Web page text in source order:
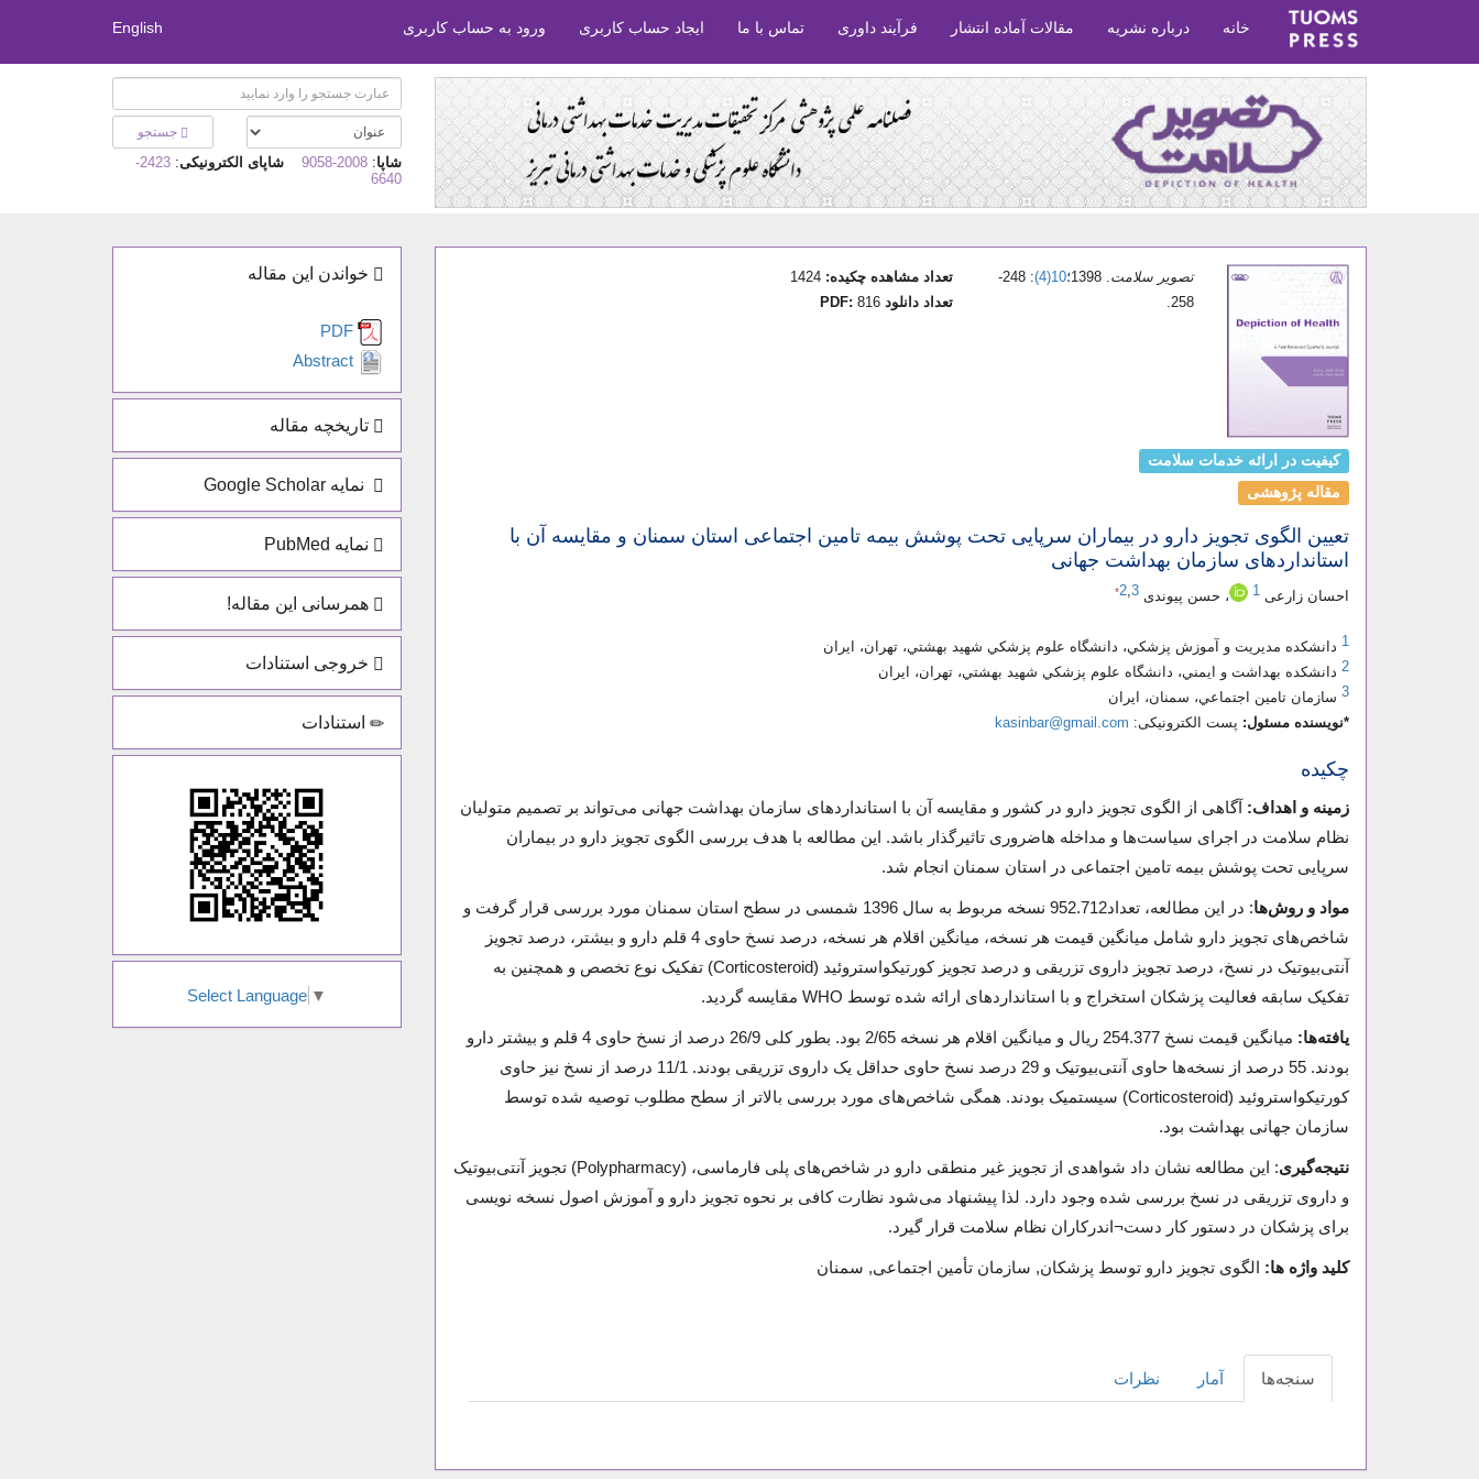
خانه درباره نشریه مقالات آماده انتشار فرآیند داوری تماس با ما ایجاد حساب کاربری ورود به حساب کاربری English
جستجو
شاپا:
2008-9058 شاپای الکترونیکی:
2423-
6640
تصویر سلامت. 1398؛ 10(4)
: 248-
258.
تعداد مشاهده چکیده: 1424
تعداد دانلود PDF:816
کیفیت در ارائه خدمات سلامت
مقاله پژوهشی
تعيين الگوی تجويز دارو در بيماران سرپايی تحت پوشش بيمه تامين اجتماعی استان سمنان و مقايسه آن با
استانداردهای سازمان بهداشت جهانی
احسان زارعی 1 ، حسن پیوندی 2 3
*
1 دانشکده مديريت و آموزش پزشکي، دانشگاه علوم پزشکي شهيد بهشتي، تهران، ايران
2 دانشکده بهداشت و ايمني، دانشگاه علوم پزشکي شهيد بهشتي، تهران، ايران
3 سازمان تامين اجتماعي، سمنان، ايران
*نویسنده مسئول: پست الکترونیکی: kasinbar@gmail.com
چکیده
زمینه و اهداف: آگاهی از الگوی تجویز دارو در کشور و مقایسه آن با استانداردهای سازمان بهداشت جهانی می‌تواند بر تصمیم متولیان
نظام سلامت در اجرای سیاست‌ها و مداخله هاضروری تاثیرگذار باشد. این مطالعه با هدف بررسی الگوی تجویز دارو در بیماران
سرپایی تحت پوشش بیمه تامین اجتماعی در استان سمنان انجام شد.
مواد و روش‌ها
: در این مطالعه، تعداد952.712 نسخه مربوط به سال 1396 شمسی در سطح استان سمنان مورد بررسی قرار گرفت و
شاخص‌های تجویز دارو شامل میانگین قیمت هر نسخه، میانگین اقلام هر نسخه، درصد نسخ حاوی 4 قلم دارو و بیشتر، درصد تجویز
آنتی‌بیوتیک در نسخ، درصد تجویز داروی تزریقی و درصد تجویز کورتیکواستروئید (Corticosteroid) تفکیک نوع تخصص و همچنین به
تفکیک سابقه فعالیت پزشکان استخراج و با استاندارد‌های ارائه شده توسط WHO مقایسه گردید.
یافته‌ها:
میانگین قیمت نسخ 254.377 ریال و میانگین اقلام هر نسخه 2/65 بود. بطور کلی 26/9 درصد از نسخ حاوی 4 قلم و بیشتر دارو
بودند. 55 درصد از نسخه‌ها حاوی آنتی‌بیوتیک و 29 درصد نسخ حاوی حداقل یک داروی تزریقی بودند. 11/1 درصد از نسخ نیز حاوی
کورتیکواستروئید (Corticosteroid) سیستمیک بودند. همگی شاخص‌های مورد بررسی بالاتر از سطح مطلوب توصیه شده توسط
سازمان جهانی بهداشت بود.
نتیجه‌گیری
: این مطالعه نشان داد شواهدی از تجویز غیر منطقی دارو در شاخص‌های پلی فارماسی، (Polypharmacy) تجویز آنتی‌بیوتیک
و داروی تزریقی در نسخ بررسی شده وجود دارد. لذا پیشنهاد می‌شود نظارت کافی بر نحوه تجویز دارو و آموزش اصول نسخه نویسی
برای پزشکان در دستور کار دست¬اندرکاران نظام سلامت قرار گیرد.
کلید واژه ها: الگوی تجویز دارو توسط پزشکان, سازمان تأمین اجتماعی, سمنان
سنجه‌ها آمار نظرات
خواندن این مقاله
PDF
Abstract
تاریخچه مقاله
نمایه Google Scholar
نمایه PubMed
همرسانی این مقاله!
خروجی استنادات
استنادات
Select Language ▼